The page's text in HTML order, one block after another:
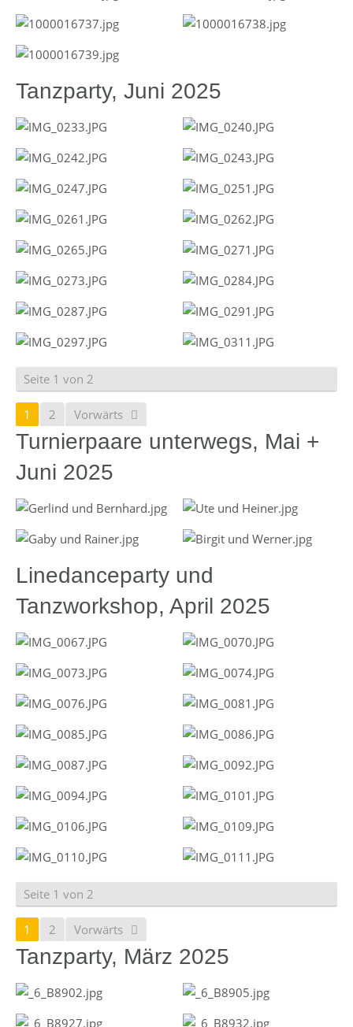
Tanzparty, Juni 2025
Seite 1 von 2
1 2 Vorwärts
Turnierpaare unterwegs, Mai +
Juni 2025
Linedanceparty und
Tanzworkshop, April 2025
Seite 1 von 2
1 2 Vorwärts
Tanzparty, März 2025